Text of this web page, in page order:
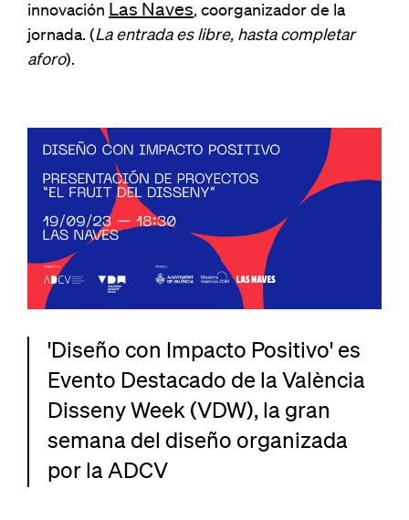
innovación Las Naves, coorganizador de la
jornada. (La entrada es libre, hasta completar
aforo).
'Diseño con Impacto Positivo' es
Evento Destacado de la València
Disseny Week (VDW), la gran
semana del diseño organizada
por la ADCV